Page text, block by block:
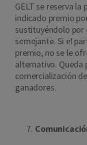
GELT se reserva
indicado premio
sustituyéndolo
semejante. Si el
premio, no se le
alternativo. Queda
comercialización
ganadores.